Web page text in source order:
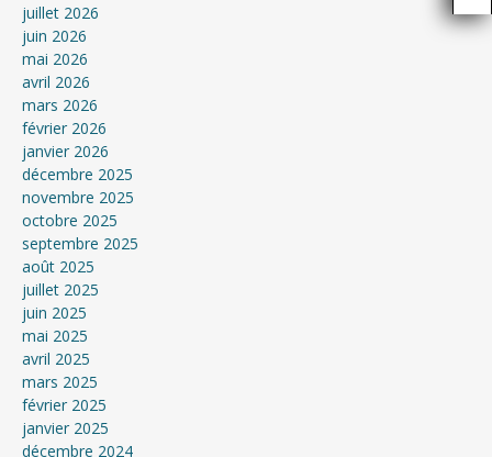
juillet 2026
juin 2026
mai 2026
avril 2026
mars 2026
février 2026
janvier 2026
décembre 2025
novembre 2025
octobre 2025
septembre 2025
août 2025
juillet 2025
juin 2025
mai 2025
avril 2025
mars 2025
février 2025
janvier 2025
décembre 2024